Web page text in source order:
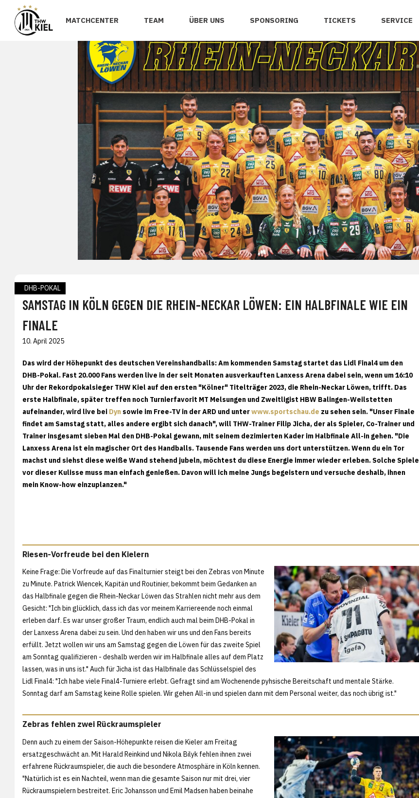
MATCHCENTER TEAM ÜBER UNS SPONSORING TICKETS SERVICE
DHB-POKAL
SAMSTAG IN KÖLN GEGEN DIE RHEIN-NECKAR LÖWEN: EIN HALBFINALE WIE EIN
FINALE
10. April 2025
Das wird der Höhepunkt des deutschen Vereinshandballs: Am kommenden Samstag startet das Lidl Final4 um den
DHB-Pokal. Fast 20.000 Fans werden live in der seit Monaten ausverkauften Lanxess Arena dabei sein, wenn um 16:10
Uhr der Rekordpokalsieger THW Kiel auf den ersten "Kölner" Titelträger 2023, die Rhein-Neckar Löwen, trifft. Das
erste Halbfinale, später treffen noch Turnierfavorit MT Melsungen und Zweitligist HBW Balingen-Weilstetten
aufeinander, wird live bei Dyn sowie im Free-TV in der ARD und unterwww.sportschau.de zu sehen sein. "Unser Finale
findet am Samstag statt, alles andere ergibt sich danach", will THW-Trainer Filip Jicha, der als Spieler, Co-Trainer und
Trainer insgesamt sieben Mal den DHB-Pokal gewann, mit seinem dezimierten Kader im Halbfinale All-in gehen. "Die
Lanxess Arena ist ein magischer Ort des Handballs. Tausende Fans werden uns dort unterstützen. Wenn du ein Tor
machst und siehst diese weiße Wand stehend jubeln, möchtest du diese Energie immer wieder erleben. Solche Spiele
vor dieser Kulisse muss man einfach genießen. Davon will ich meine Jungs begeistern und versuche deshalb, ihnen
mein Know-how einzuplanzen."
Riesen-Vorfreude bei den Kielern
Keine Frage: Die Vorfreude auf das Finalturnier steigt bei den Zebras von Minute
zu Minute. Patrick Wiencek, Kapitän und Routinier, bekommt beim Gedanken an
das Halbfinale gegen die Rhein-Neckar Löwen das Strahlen nicht mehr aus dem
Gesicht: "Ich bin glücklich, dass ich das vor meinem Karriereende noch einmal
erleben darf. Es war unser großer Traum, endlich auch mal beim DHB-Pokal in
der Lanxess Arena dabei zu sein. Und den haben wir uns und den Fans bereits
erfüllt. Jetzt wollen wir uns am Samstag gegen die Löwen für das zweite Spiel
am Sonntag qualifizieren - deshalb werden wir im Halbfinale alles auf dem Platz
lassen, was in uns ist." Auch für Jicha ist das Halbfinale das Schlüsselspiel des
Lidl Final4: "Ich habe viele Final4-Turniere erlebt. Gefragt sind am Wochenende pyhsische Bereitschaft und mentale Stärke.
Sonntag darf am Samstag keine Rolle spielen. Wir gehen All-in und spielen dann mit dem Personal weiter, das noch übrig ist."
Zebras fehlen zwei Rückraumspieler
Denn auch zu einem der Saison-Höhepunkte reisen die Kieler am Freitag
ersatzgeschwächt an. Mit Harald Reinkind und Nikola Bilyk fehlen ihnen zwei
erfahrene Rückraumspieler, die auch die besondere Atmosphäre in Köln kennen.
"Natürlich ist es ein Nachteil, wenn man die gesamte Saison nur mit drei, vier
Rückraumspielern bestreitet. Eric Johansson und Emil Madsen haben beinahe